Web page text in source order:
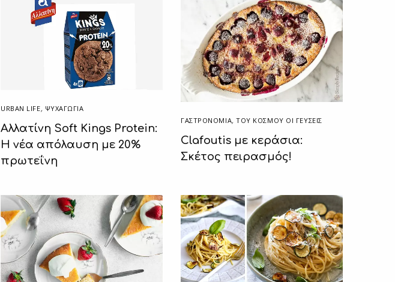
URBAN LIFE, ΨΥΧΑΓΩΓΙΑ
Αλλατίνη Soft Kings Protein:
Η νέα απόλαυση με 20%
πρωτεΐνη
ΓΑΣΤΡΟΝΟΜΙΑ,ΤΟΥ ΚΌΣΜΟΥ ΟΙ ΓΕΎΣΕΙΣ
Clafoutis με κεράσια:
Σκέτος πειρασμός!